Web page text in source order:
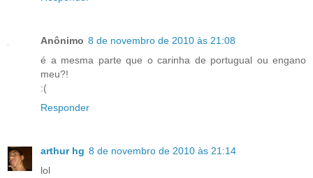
Anônimo 8 de novembro de 2010 às 21:08
é a mesma parte que o carinha de portugual ou engano
meu?!
:(
Responder
arthur hg 8 de novembro de 2010 às 21:14
lol